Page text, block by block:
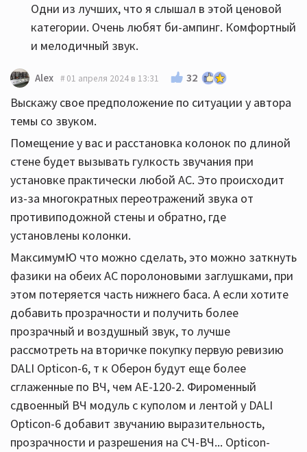
Одни из лучших, что я слышал в этой ценовой
категории. Очень любят би-ампинг. Комфортный
и мелодичный звук.
Alex 01 апреля 2024 в 13:31 32
Выскажу свое предположение по ситуации у автора
темы со звуком.
Помещение у вас и расстановка колонок по длиной
стене будет вызывать гулкость звучания при
установке практически любой АС. Это происходит
из-за многократных переотражений звука от
противиподожной стены и обратно, где
установлены колонки.
МаксимумЮ что можно сделать, это можно заткнуть
фазики на обеих АС поролоновыми заглушками, при
этом потеряется часть нижнего баса. А если хотите
добавить прозрачности и получить более
прозрачный и воздушный звук, то лучше
рассмотреть на вторичке покупку первую ревизию
DALI Opticon-6, т к Оберон будут еще более
сглаженные по ВЧ, чем АЕ-120-2. Фироменный
сдвоенный ВЧ модуль с куполом и лентой у DALI
Opticon-6 добавит звучанию выразительность,
прозрачности и разрешения на СЧ-ВЧ... Opticon-